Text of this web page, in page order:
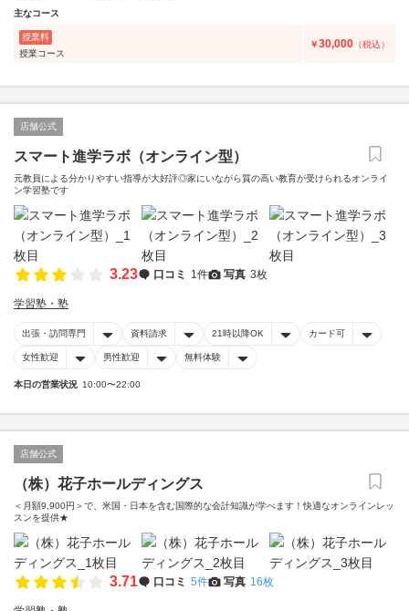
主なコース
授業料
授業コース
￥30,000 （税込）
店舗公式
スマート進学ラボ（オンライン型）
元教員による分かりやすい指導が大好評◎家にいながら質の高い教育が受けられるオンライ
ン学習塾です
3.23 口コミ 1件 写真 3枚
学習塾・塾
出張・訪問専門 資料請求 21時以降OK カード可
女性歓迎 男性歓迎 無料体験
本日の営業状況 10:00〜22:00
店舗公式
（株）花子ホールディングス
＜月額9,900円＞で、米国・日本を含む国際的な会計知識が学べます！快適なオンラインレッ
スンを提供★
3.71 口コミ 5件 写真 16枚